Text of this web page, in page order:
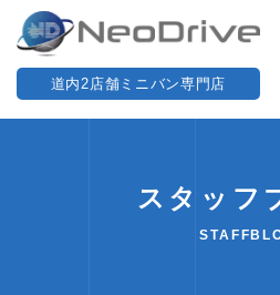
道内2店舗ミニバン専門店
スタッフ